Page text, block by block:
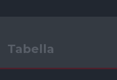
Tabella